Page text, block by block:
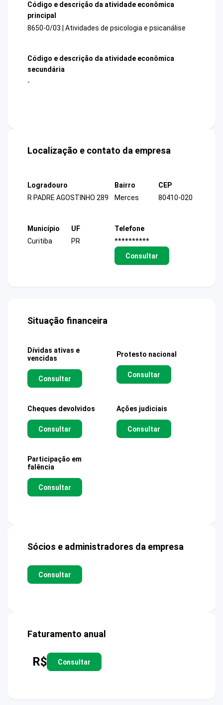
Código e descrição da atividade econômica
principal
8650-0/03 | Atividades de psicologia e psicanálise
Código e descrição da atividade econômica
secundária
-
Localização e contato da empresa
Logradouro
R PADRE AGOSTINHO 289
Bairro
Merces
CEP
80410-020
Município
Curitiba
UF
PR
Telefone
**********
Consultar
Situação financeira
Dívidas ativas e
vencidas
Consultar
Protesto nacional
Consultar
Cheques devolvidos
Consultar
Ações judiciais
Consultar
Participação em
falência
Consultar
Sócios e administradores da empresa
Consultar
Faturamento anual
R$ Consultar